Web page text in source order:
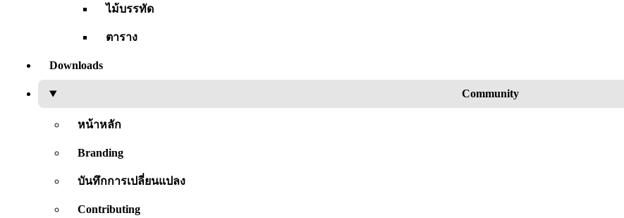
ไม้บรรทัด
ตาราง
Downloads
Community
หน้าหลัก
Branding
บันทึกการเปลี่ยนแปลง
Contributing